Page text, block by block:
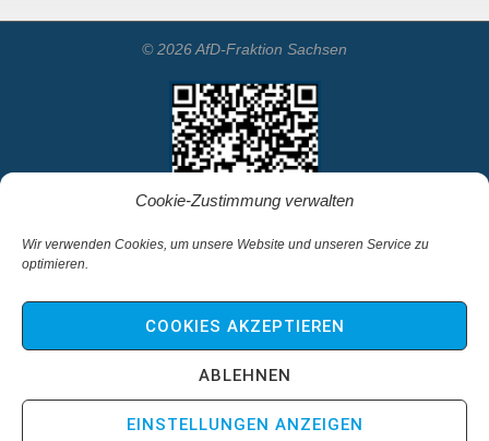
Cookie-Zustimmung verwalten
Wir verwenden Cookies, um unsere Website und unseren Service zu
optimieren.
COOKIES AKZEPTIEREN
ABLEHNEN
EINSTELLUNGEN ANZEIGEN
© 2026 AfD-Fraktion Sachsen
Startseite
Kontakt
Impressum & Haftungsausschluss
Datenschutz